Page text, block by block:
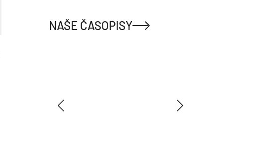
NAŠE ČASOPISY